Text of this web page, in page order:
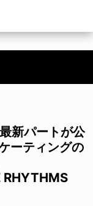
新パートが公
ーティングの
RHYTHMS